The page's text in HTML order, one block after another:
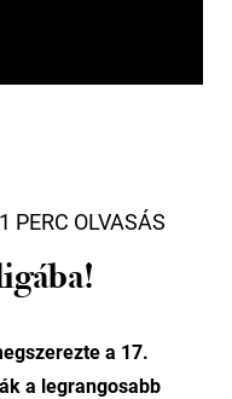
1 PERC OLVASÁS
a 17.
a legrangosabb